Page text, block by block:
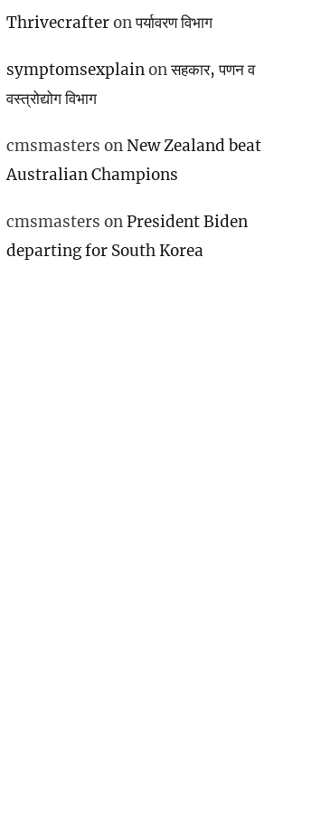
Thrivecrafteronपर्यावरण विभाग
symptomsexplainonसहकार, पणन व
वस्‍त्रोद्योग विभाग
cmsmasters onNew Zealand beat
Australian Champions
cmsmasters onPresident Biden
departing for South Korea